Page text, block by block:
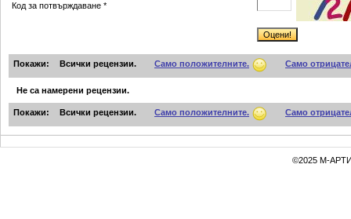
Код за потвърждаване *
Покажи: Всички рецензии. Само положителните. Само
Не са намерени рецензии.
Покажи: Всички рецензии. Само положителните. Само
©2025 М-